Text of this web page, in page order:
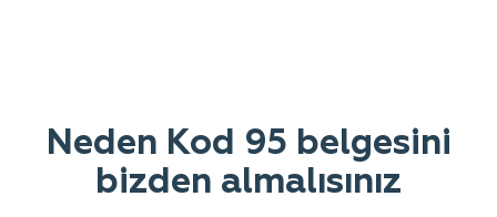
Neden Kod 95 belgesini
bizden almalısınız